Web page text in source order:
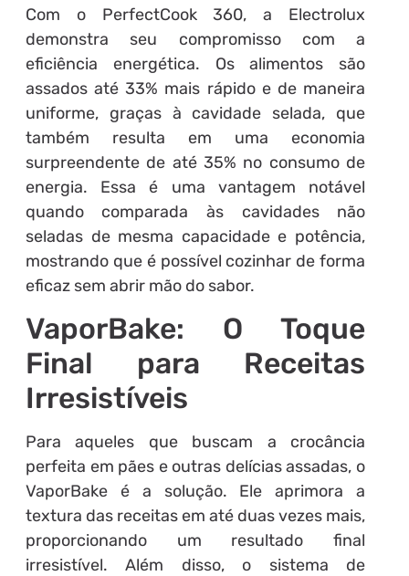
Com o PerfectCook 360, a Electrolux
demonstra seu compromisso com a
eficiência energética. Os alimentos são
assados até 33% mais rápido e de maneira
uniforme, graças à cavidade selada, que
também resulta em uma economia
surpreendente de até 35% no consumo de
energia. Essa é uma vantagem notável
quando comparada às cavidades não
seladas de mesma capacidade e potência,
mostrando que é possível cozinhar de forma
eficaz sem abrir mão do sabor.
VaporBake: O Toque
Final para Receitas
Irresistíveis
Para aqueles que buscam a crocância
perfeita em pães e outras delícias assadas, o
VaporBake é a solução. Ele aprimora a
textura das receitas em até duas vezes mais,
proporcionando um resultado final
irresistível. Além disso, o sistema de